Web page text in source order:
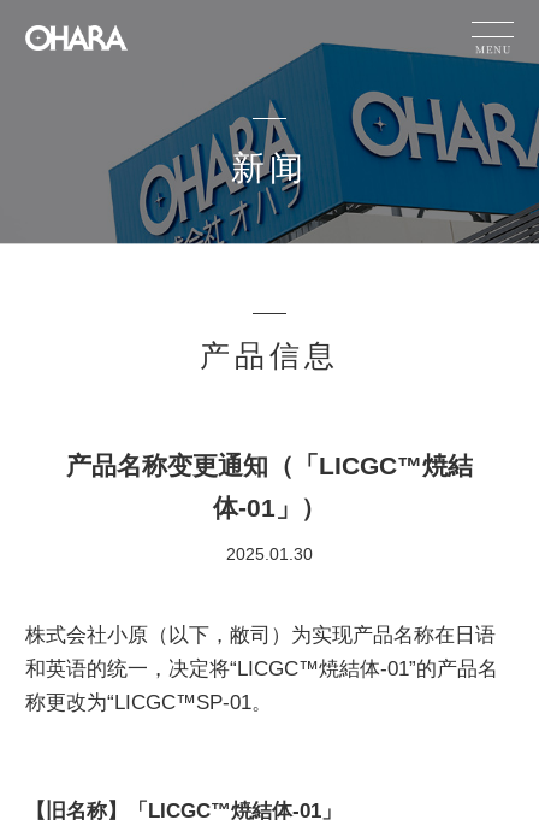
JP EN CN
产品信息 可持续性
有关产品的咨询
新闻
产品信息
产品名称变更通知（「LICGC™焼結
体-01」）
2025.01.30
株式会社小原（以下，敝司）为实现产品名称在日语
和英语的统一，决定将“LICGC™焼結体-01”的产品名
称更改为“LICGC™SP-01。
【旧名称】「LICGC™焼結体-01」